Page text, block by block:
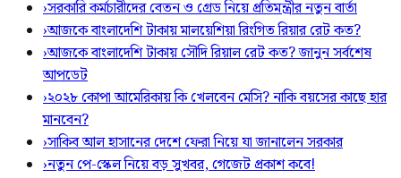
›সরকারি কর্মচারীদের বেতন ও গ্রেড নিয়ে প্রতিমন্ত্রীর নতুন বার্তা
›আজকে বাংলাদেশি টাকায় মালয়েশিয়া রিংগিত রিয়ার রেট কত?
›আজকে বাংলাদেশি টাকায় সৌদি রিয়াল রেট কত? জানুন সর্বশেষ
আপডেট
›২০২৮ কোপা আমেরিকায় কি খেলবেন মেসি? নাকি বয়সের কাছে হার
মানবেন?
›সাকিব আল হাসানের দেশে ফেরা নিয়ে যা জানালেন সরকার
›নতুন পে-স্কেল নিয়ে বড় সুখবর, গেজেট প্রকাশ কবে!